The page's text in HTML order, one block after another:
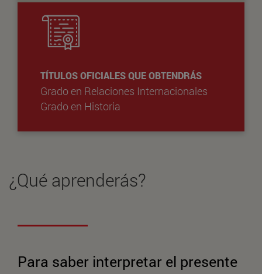
TÍTULOS OFICIALES QUE OBTENDRÁS
Grado en Relaciones Internacionales
Grado en Historia
¿Qué aprenderás?
Para saber interpretar el presente